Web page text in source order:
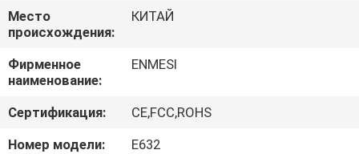
О
НАС
ПУТЕШЕСТВИЕ
ФАБРИКИ
Место
происхождения:
КИТАЙ
Фирменное
наименование:
ENMESI
Сертификация:
CE,FCC,ROHS
Номер модели:
E632